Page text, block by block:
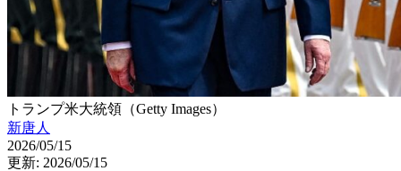
トランプ米大統領（Getty Images）
新唐人
2026/05/15
更新: 2026/05/15